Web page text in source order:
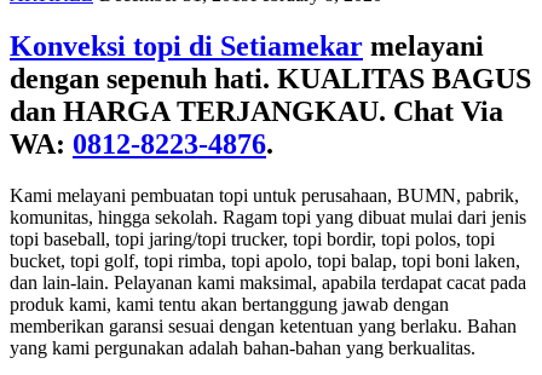
Konveksi topi di Setiamekar melayani
dengan sepenuh hati. KUALITAS BAGUS
dan HARGA TERJANGKAU. Chat Via
WA: 0812-8223-4876.
Kami melayani pembuatan topi untuk perusahaan, BUMN, pabrik,
komunitas, hingga sekolah. Ragam topi yang dibuat mulai dari jenis
topi baseball, topi jaring/topi trucker, topi bordir, topi polos, topi
bucket, topi golf, topi rimba, topi apolo, topi balap, topi boni laken,
dan lain-lain. Pelayanan kami maksimal, apabila terdapat cacat pada
produk kami, kami tentu akan bertanggung jawab dengan
memberikan garansi sesuai dengan ketentuan yang berlaku. Bahan
yang kami pergunakan adalah bahan-bahan yang berkualitas.